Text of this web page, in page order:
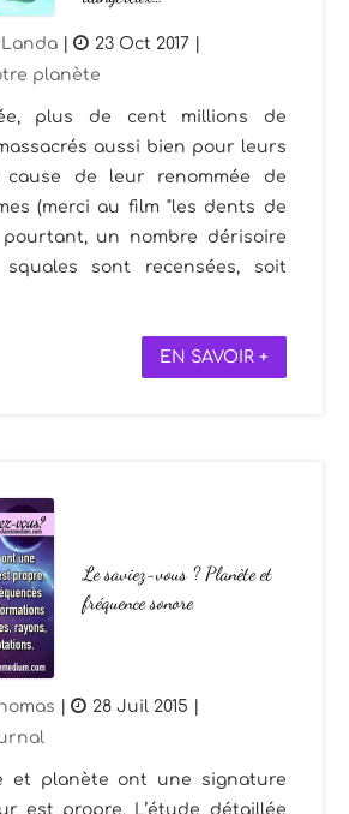
| 23 Oct 2017
planète
plus de cent millions de
aussi bien pour leurs
cause de leur renommée de
(merci au film "les dents de
un nombre dérisoire
sont recensées, soit
EN SAVOIR +
Le saviez-vous ? Planète et
fréquence sonore
| 28 Juil 2015
et planète ont une signature
est propre. L’étude détaillée